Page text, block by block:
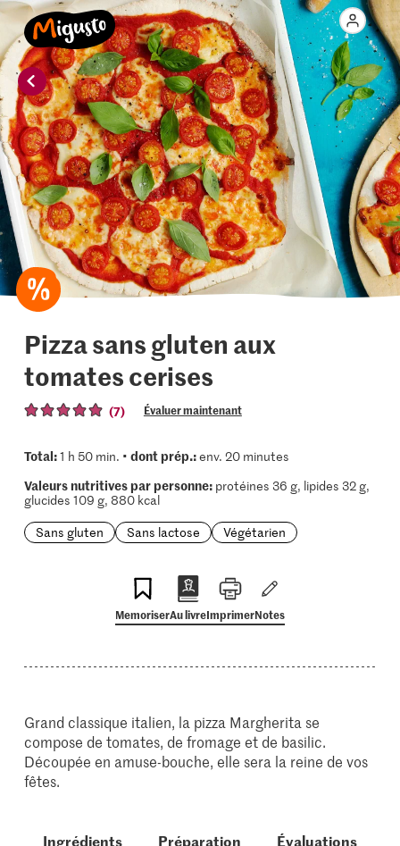
Pizza sans gluten aux
tomates cerises
(7) Évaluer maintenant
Total:1 h 50 min. • dont prép.:env. 20 minutes
Valeurs nutritives par personne:protéines 36 g, lipides 32 g,
glucides 109 g, 880 kcal
Sans gluten
Sans lactose Végétarien
MemoriserAu livreImprimerNotes
Grand classique italien, la pizza Margherita se
compose de tomates, de fromage et de basilic.
Découpée en amuse-bouche, elle sera la reine de vos
fêtes.
Ingrédients Préparation Évaluations